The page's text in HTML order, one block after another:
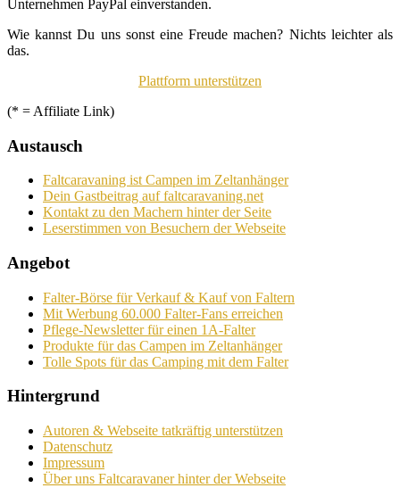
Unternehmen PayPal einverstanden.
Wie kannst Du uns sonst eine Freude machen? Nichts leichter als
das.
Plattform unterstützen
(* = Affiliate Link)
Austausch
Faltcaravaning ist Campen im Zeltanhänger
Dein Gastbeitrag auf faltcaravaning.net
Kontakt zu den Machern hinter der Seite
Leserstimmen von Besuchern der Webseite
Angebot
Falter-Börse für Verkauf & Kauf von Faltern
Mit Werbung 60.000 Falter-Fans erreichen
Pflege-Newsletter für einen 1A-Falter
Produkte für das Campen im Zeltanhänger
Tolle Spots für das Camping mit dem Falter
Hintergrund
Autoren & Webseite tatkräftig unterstützen
Datenschutz
Impressum
Über uns Faltcaravaner hinter der Webseite